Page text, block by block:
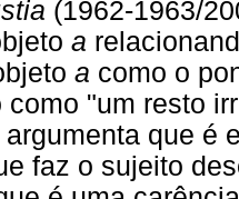
(1962-1963/
a
a como o
como "um resto
argumenta que é
faz o sujeito